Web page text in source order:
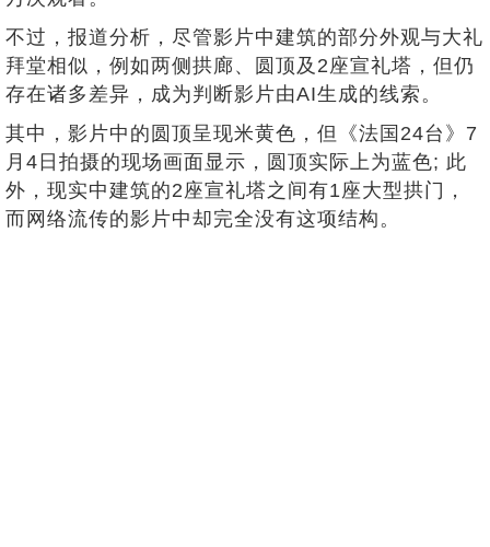
不过，报道分析，尽管影片中建筑的部分外观与大礼
拜堂相似，例如两侧拱廊、圆顶及2座宣礼塔，但仍
存在诸多差异，成为判断影片由AI生成的线索。
其中，影片中的圆顶呈现米黄色，但《法国24台》7
月4日拍摄的现场画面显示，圆顶实际上为蓝色; 此
外，现实中建筑的2座宣礼塔之间有1座大型拱门，
而网络流传的影片中却完全没有这项结构。